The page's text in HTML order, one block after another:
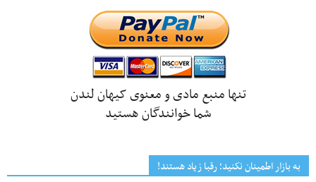
تنها منبع مادی و معنوی کیهان لندن
شما خوانندگان هستید
به بازار اطمینان نکنید؛ رقبا زیاد هستند!